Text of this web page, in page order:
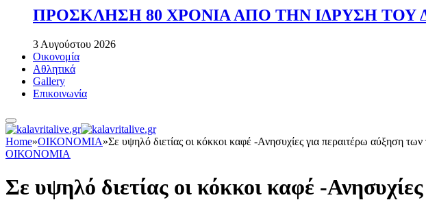
ΠΡΟΣΚΛΗΣΗ 80 ΧΡΟΝΙΑ ΑΠΟ ΤΗΝ ΙΔΡΥΣΗ ΤΟΥ
3 Αυγούστου 2026
Οικονομία
Αθλητικά
Gallery
Επικοινωνία
Home»ΟΙΚΟΝΟΜΙΑ»Σε υψηλό διετίας οι κόκκοι καφέ -Ανησυχίες για περαιτέρω αύξηση των
ΟΙΚΟΝΟΜΙΑ
Σε υψηλό διετίας οι κόκκοι καφέ -